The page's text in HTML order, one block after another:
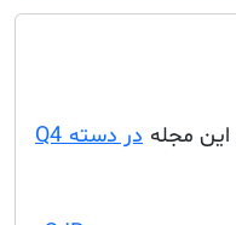
در دسته Q4